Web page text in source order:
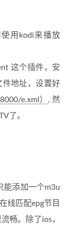
用kodi来播放
这个插件，安
件地址，设置好
e.xml） , 然
了。
能添加一个m3u
线匹配epg节目
畅。除了ios，